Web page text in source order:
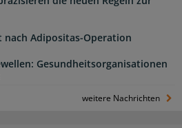
nach Adipositas-Operation
Gesundheitsorganisationen
weitere Nachrichten